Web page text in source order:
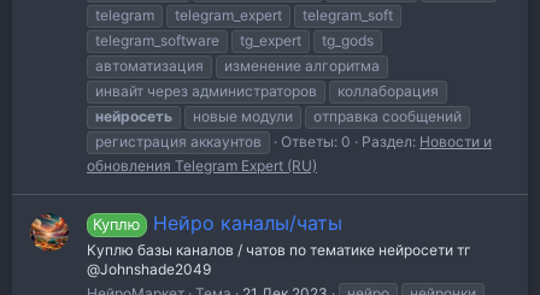
telegram
telegram_expert
telegram_soft
telegram_software
tg_expert
tg_gods
автоматизация
изменение алгоритма
инвайт через администраторов
коллаборация
нейросеть
новые модули
отправка сообщений
регистрация аккаунтов
Ответы: 0 Раздел: Новости и
обновления Telegram Expert (RU)
Куплю Нейро каналы/чаты
Куплю базы каналов / чатов по тематике нейросети тг
@Johnshade2049